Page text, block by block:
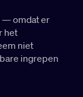
— omdat er
het
niet
ingrepen